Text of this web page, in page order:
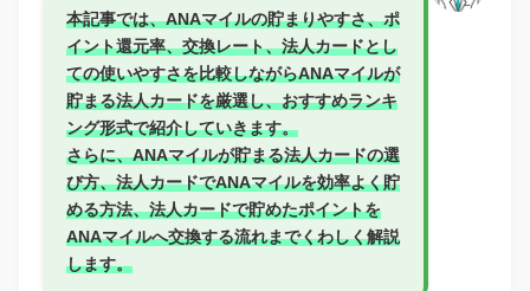
本記事では、ANAマイルの貯まりやすさ、ポ
イント還元率、交換レート、法人カードとし
ての使いやすさを比較しながらANAマイルが
貯まる法人カードを厳選し、おすすめランキ
ング形式で紹介していきます。
さらに、ANAマイルが貯まる法人カードの選
び方、法人カードでANAマイルを効率よく貯
める方法、法人カードで貯めたポイントを
ANAマイルへ交換する流れまでくわしく解説
します。